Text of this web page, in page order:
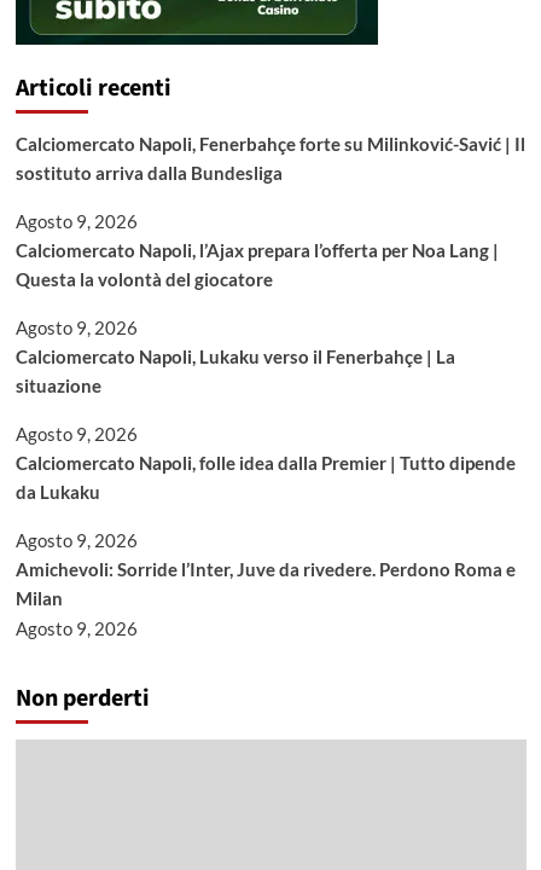
Articoli recenti
Calciomercato Napoli, Fenerbahçe forte su Milinković-Savić | Il
sostituto arriva dalla Bundesliga
Agosto 9, 2026
Calciomercato Napoli, l’Ajax prepara l’offerta per Noa Lang |
Questa la volontà del giocatore
Agosto 9, 2026
Calciomercato Napoli, Lukaku verso il Fenerbahçe | La
situazione
Agosto 9, 2026
Calciomercato Napoli, folle idea dalla Premier | Tutto dipende
da Lukaku
Agosto 9, 2026
Amichevoli: Sorride l’Inter, Juve da rivedere. Perdono Roma e
Milan
Agosto 9, 2026
Non perderti